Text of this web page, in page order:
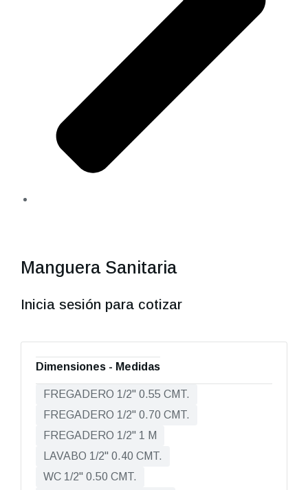
Manguera Sanitaria
Inicia sesión para cotizar
Dimensiones - Medidas
FREGADERO 1/2" 0.55 CMT.
FREGADERO 1/2" 0.70 CMT.
FREGADERO 1/2" 1 M
LAVABO 1/2" 0.40 CMT.
WC 1/2" 0.50 CMT.